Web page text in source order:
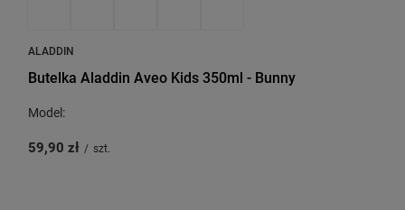
ALADDIN
Butelka Aladdin Aveo Kids 350ml - Bunny
Model:
59,90 zł / szt.